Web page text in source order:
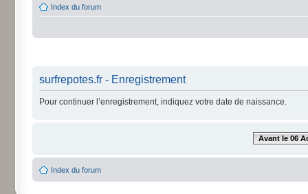
Index du forum
surfrepotes.fr - Enregistrement
Pour continuer l’enregistrement, indiquez votre date de naissance.
Avant le 06
Index du forum